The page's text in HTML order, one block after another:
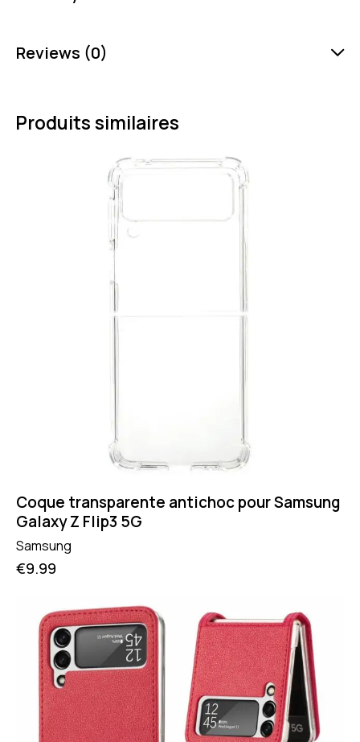
Reviews (0)
Produits similaires
Coque transparente antichoc pour Samsung
Galaxy Z Flip3 5G
Samsung
€9.99